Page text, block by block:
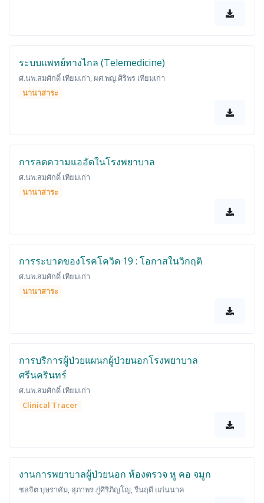
ระบบแพทย์ทางไกล (Telemedicine)
ศ.นพ.สมศักดิ์ เทียมเก่า, ผศ.พญ.ศิริพร เทียมเก่า
นานาสาระ
การลดความแออัดในโรงพยาบาล
ศ.นพ.สมศักดิ์ เทียมเก่า
นานาสาระ
การระบาดของโรคโควิด 19 : โอกาสในวิกฤติ
ศ.นพ.สมศักดิ์ เทียมเก่า
นานาสาระ
การบริการผู้ป่วยแผนกผู้ป่วยนอกโรงพยาบาล
ศรีนครินทร์
ศ.นพ.สมศักดิ์ เทียมเก่า
Clinical Tracer
งานการพยาบาลผู้ป่วยนอก ห้องตรวจ หู คอ จมูก
ชลจิต บุษราคัม, สุภาพร ภู่ศิริภิญโญ, รื่นฤดี แก่นนาค